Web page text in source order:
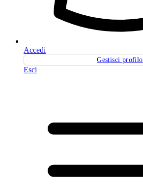
Accedi
Gestisci profilo
Esci